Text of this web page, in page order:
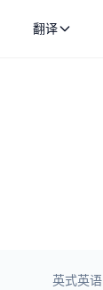
翻译
英式英语